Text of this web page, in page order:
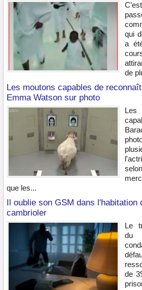
qui
a
de
Les moutons capables de
Emma Watson sur photo
que les...
Il oublie son GSM dans l'habitation
cambrioler
Le
du
de